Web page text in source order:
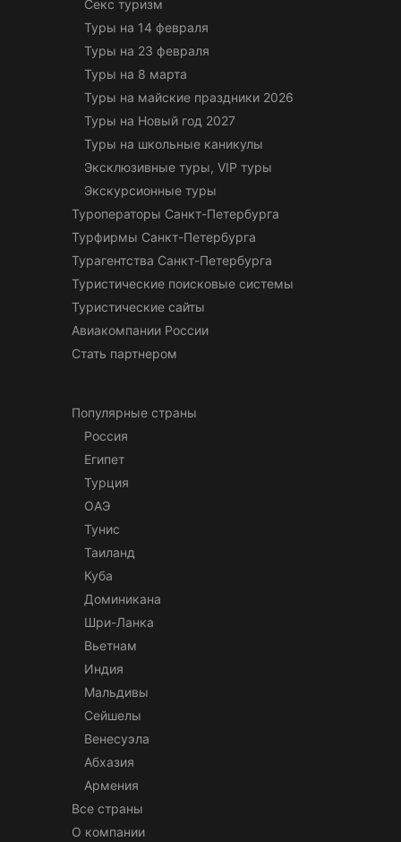
Секс туризм
Туры на 14 февраля
Туры на 23 февраля
Туры на 8 марта
Туры на майские праздники 2026
Туры на Новый год 2027
Туры на школьные каникулы
Эксклюзивные туры, VIP туры
Экскурсионные туры
Туроператоры Санкт-Петербурга
Турфирмы Санкт-Петербурга
Турагентства Санкт-Петербурга
Туристические поисковые системы
Туристические сайты
Авиакомпании России
Стать партнером
Популярные страны
Россия
Египет
Турция
ОАЭ
Тунис
Таиланд
Куба
Доминикана
Шри-Ланка
Вьетнам
Индия
Мальдивы
Сейшелы
Венесуэла
Абхазия
Армения
Все страны
О компании